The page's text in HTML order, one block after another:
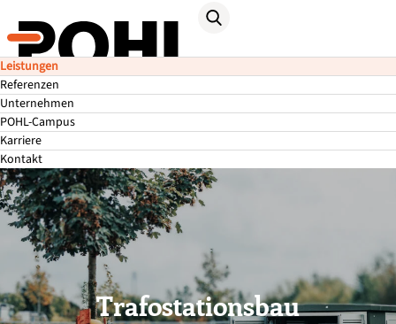
Leistungen
Referenzen
Unternehmen
POHL-Campus
Karriere
Kontakt
Trafostationsbau